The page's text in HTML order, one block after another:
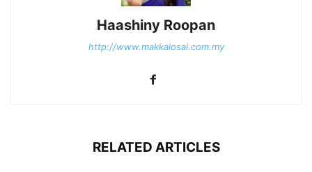
Haashiny Roopan
http://www.makkalosai.com.my
RELATED ARTICLES